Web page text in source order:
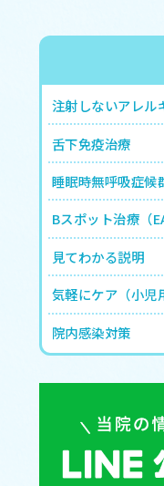
注射しないアレル
舌下免疫治療
睡眠時無呼吸症候
Bスポット治療（
見てわかる説明
気軽にケア（小児
院内感染対策